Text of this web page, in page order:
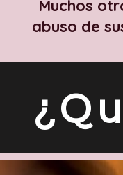
Muchos
abuso de